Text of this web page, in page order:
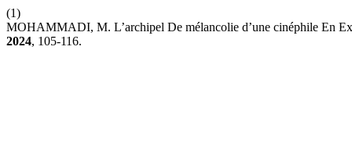
(1)
MOHAMMADI, M. L’archipel De mélancolie d’une cinéphile En
2024, 105-116.